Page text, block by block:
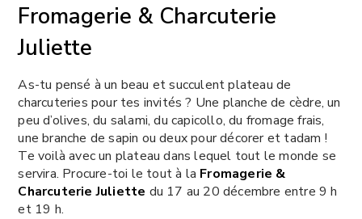
Fromagerie & Charcuterie
Juliette
As-tu pensé à un beau et succulent plateau de
charcuteries pour tes invités ? Une planche de cèdre, un
peu d’olives, du salami, du capicollo, du fromage frais,
une branche de sapin ou deux pour décorer et tadam !
Te voilà avec un plateau dans lequel tout le monde se
servira. Procure-toi le tout à la Fromagerie &
Charcuterie Juliette du 17 au 20 décembre entre 9 h
et 19 h.